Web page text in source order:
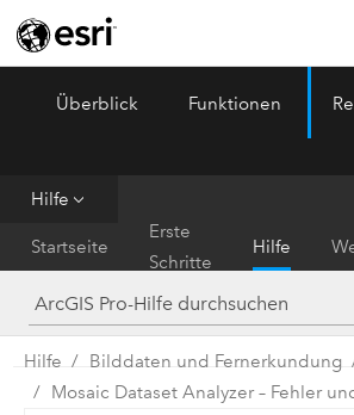
ArcGIS Pro
Überblick Funktionen
Hilfe
Startseite
Erste
Schritte
Hilfe
Hilfe Bilddaten und Fernerkundung
Mosaic Dataset Analyzer – Fehler